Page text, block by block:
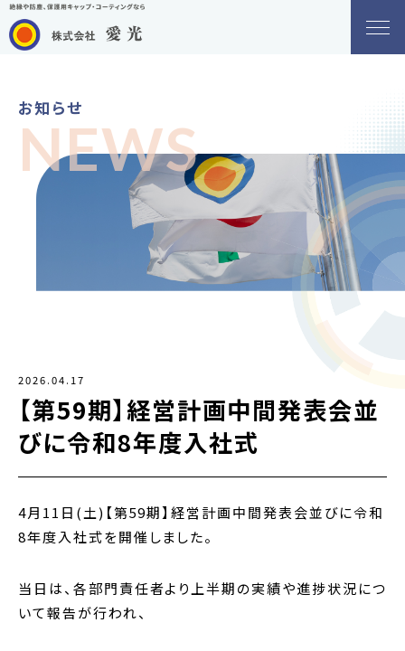
お知らせ
NEWS
2026.04.17
【第59期】経営計画中間発表会並
びに令和8年度入社式
4月11日(土)【第59期】経営計画中間発表会並びに令和
8年度入社式を開催しました。
当日は、各部門責任者より上半期の実績や進捗状況につ
いて報告が行われ、